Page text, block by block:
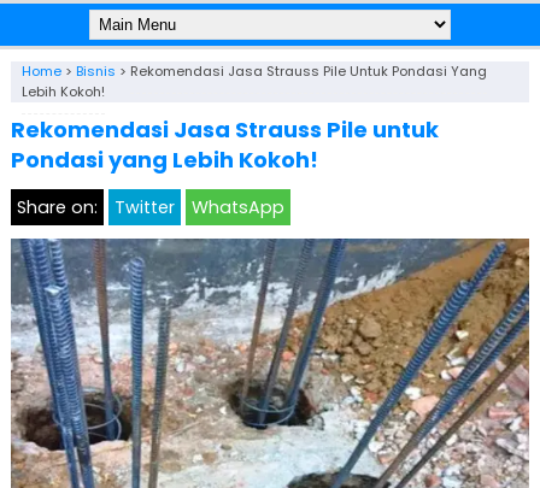
Home> Bisnis > Rekomendasi Jasa Strauss Pile Untuk Pondasi Yang
Lebih Kokoh!
Rekomendasi Jasa Strauss Pile untuk
Pondasi yang Lebih Kokoh!
Share on: Twitter WhatsApp